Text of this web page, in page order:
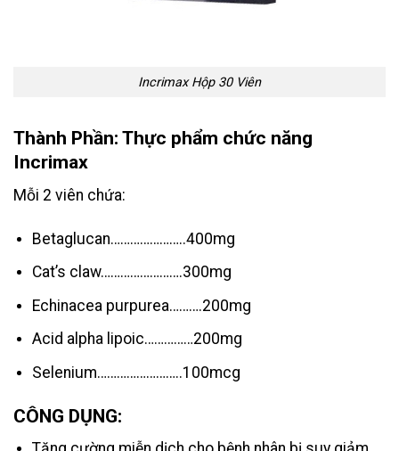
Incrimax Hộp 30 Viên
Thành Phần: Thực phẩm chức năng
Incrimax
Mỗi 2 viên chứa:
Betaglucan…………………..400mg
Cat’s claw…………………….300mg
Echinacea purpurea……….200mg
Acid alpha lipoic……………200mg
Selenium……………………..100mcg
CÔNG DỤNG: